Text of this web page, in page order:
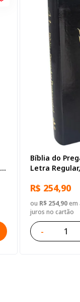
Bíblia do
Letra
R$ 254,90
ou R$ 254,90em
juros no cartão
-